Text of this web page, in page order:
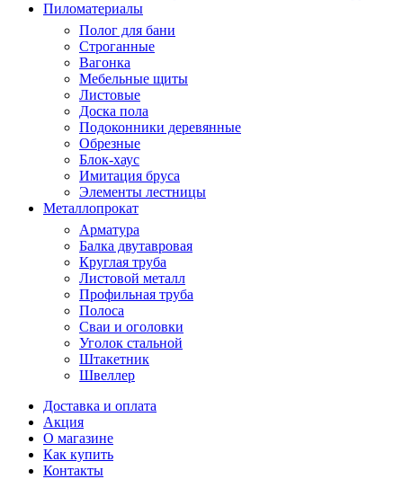
Пиломатериалы
Полог для бани
Строганные
Вагонка
Мебельные щиты
Листовые
Доска пола
Подоконники деревянные
Обрезные
Блок-хаус
Имитация бруса
Элементы лестницы
Металлопрокат
Арматура
Балка двутавровая
Круглая труба
Листовой металл
Профильная труба
Полоса
Сваи и оголовки
Уголок стальной
Штакетник
Швеллер
Доставка и оплата
Акция
О магазине
Как купить
Контакты